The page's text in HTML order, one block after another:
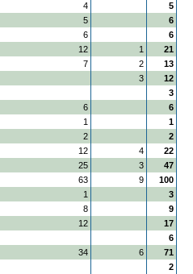
4
5
5
6
6
6
12 1
21
7 2
13
3
12
3
6
6
1
1
2
2
12 4
22
25 3
47
63 9
100
1
3
8
9
12
17
6
34 6
71
2